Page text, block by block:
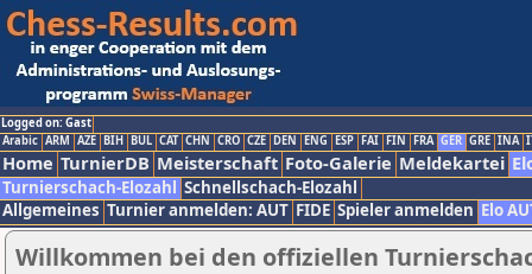
Logged on: Gast
Arabic ARM AZE BIH BUL CAT CHN CRO CZE DEN ENG ESP FAI FIN FRA GER GRE INA
Home TurnierDB Meisterschaft Foto-Galerie Meldekartei
Turnierschach-Elozahl Schnellschach-Elozahl
Allgemeines Turnier anmelden: AUT FIDE Spieler anmelden Elo
Willkommen bei den offiziellen